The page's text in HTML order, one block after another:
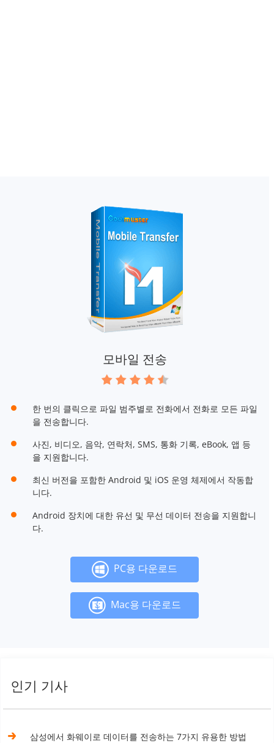
모바일 전송
한 번의 클릭으로 파일 범주별로 전화에서 전화로 모든 파일
을 전송합니다.
사진, 비디오, 음악, 연락처, SMS, 통화 기록, eBook, 앱 등
을 지원합니다.
최신 버전을 포함한 Android 및 iOS 운영 체제에서 작동합
니다.
Android 장치에 대한 유선 및 무선 데이터 전송을 지원합니
다.
PC용 다운로드
Mac용 다운로드
인기 기사
삼성에서 화웨이로 데이터를 전송하는 7가지 유용한 방법